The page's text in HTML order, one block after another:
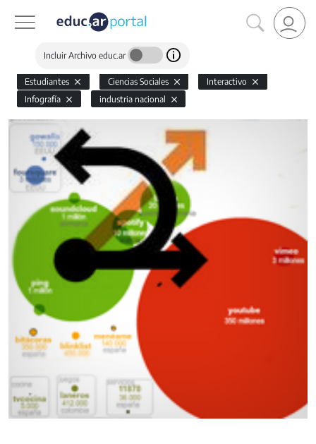
Incluir Archivo educ.ar
Estudiantes Ciencias Sociales
Interactivo
Infografía
industria nacional